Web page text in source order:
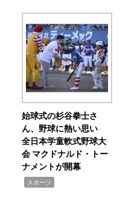
始球式の杉谷拳士さ
ん、野球に熱い思い
全日本学童軟式野球大
会 マクドナルド・トー
ナメントが開幕
スポーツ